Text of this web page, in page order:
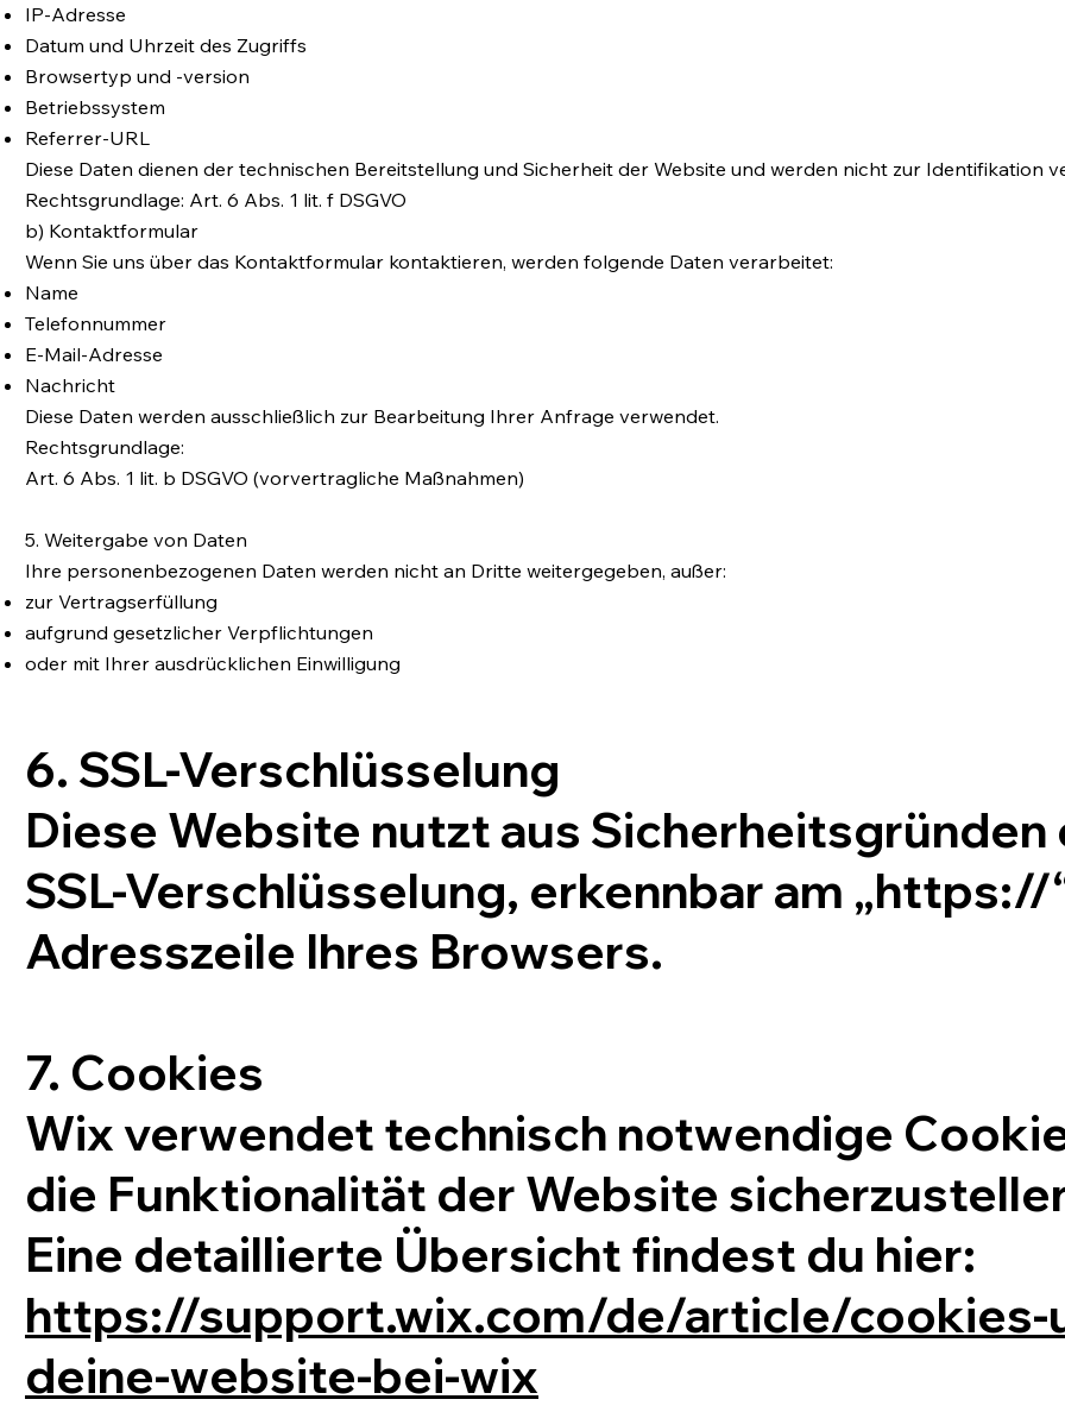
IP-Adresse
Datum und Uhrzeit des Zugriffs
Browsertyp und -version
Betriebssystem
Referrer-URL
Diese Daten dienen der technischen Bereitstellung und Sicherheit der Website und werden nicht zur Identifikation
Rechtsgrundlage: Art. 6 Abs. 1 lit. f DSGVO
b) Kontaktformular
Wenn Sie uns über das Kontaktformular kontaktieren, werden folgende Daten verarbeitet:
Name
Telefonnummer
E-Mail-Adresse
Nachricht
Diese Daten werden ausschließlich zur Bearbeitung Ihrer Anfrage verwendet.
Rechtsgrundlage:
Art. 6 Abs. 1 lit. b DSGVO (vorvertragliche Maßnahmen)
5. Weitergabe von Daten
Ihre personenbezogenen Daten werden nicht an Dritte weitergegeben, außer:
zur Vertragserfüllung
aufgrund gesetzlicher Verpflichtungen
oder mit Ihrer ausdrücklichen Einwilligung
6. SSL-Verschlüsselung
Diese Website nutzt aus Sicherheitsgründen
SSL-Verschlüsselung, erkennbar am „https://
Adresszeile Ihres Browsers.
7. Cookies
Wix verwendet technisch notwendige
die Funktionalität der Website
Eine detaillierte Übersicht findest du hier:
https://support.wix.com/de/article/cookies-
deine-website-bei-wix